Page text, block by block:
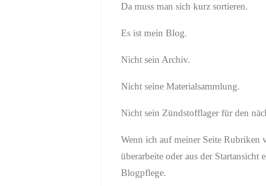
Da muss man sich kurz sortieren.
Es ist mein Blog.
Nicht sein Archiv.
Nicht seine Materialsammlung.
Nicht sein Zündstofflager für den
Wenn ich auf meiner Seite Rubriken
überarbeite oder aus der Startansicht
Blogpflege.